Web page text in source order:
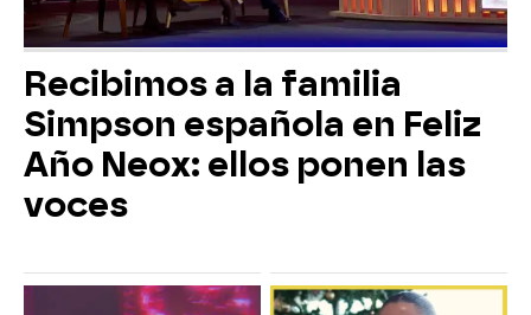
Recibimos a la familia
Simpson española en Feliz
Año Neox: ellos ponen las
voces